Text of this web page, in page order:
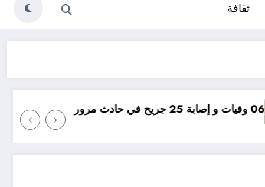
ثقافة
مؤامرة فينيسيوس ضد